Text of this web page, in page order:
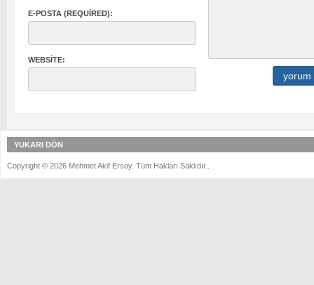
E-POSTA (REQUIRED):
WEBSITE:
YUKARI DÖN
Copyright © 2026 Mehmet Akif Ersoy. Tüm Hakları Saklıdır..